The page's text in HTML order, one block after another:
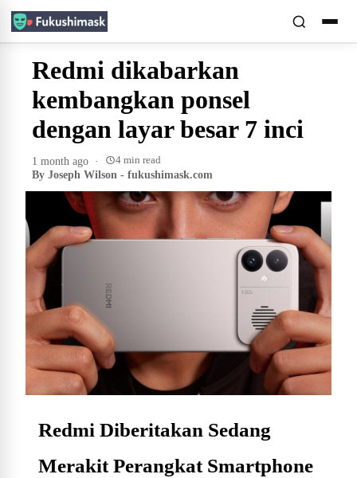
Redmi dikabarkan
kembangkan ponsel
dengan layar besar 7 inci
1 month ago · 4 min read
By Joseph Wilson - fukushimask.com
Redmi Diberitakan Sedang
Merakit Perangkat Smartphone